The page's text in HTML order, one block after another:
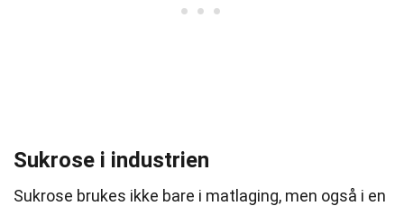
Sukrose i industrien
Sukrose brukes ikke bare i matlaging, men også i en